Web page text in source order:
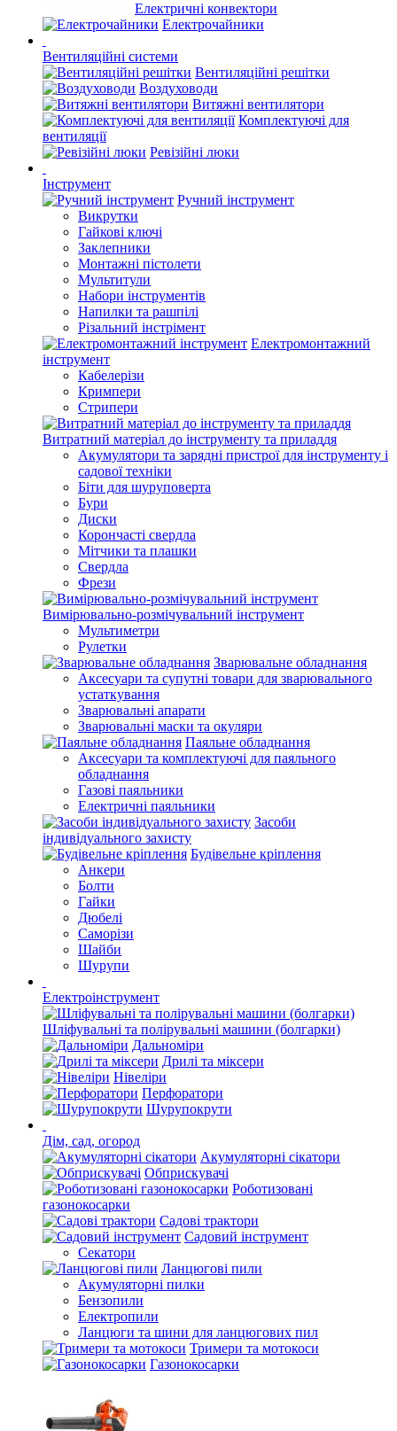
Електричні конвектори
Електрочайники
Вентиляційні системи
Вентиляційні решітки
Воздуховоди
Витяжні вентилятори
Комплектуючі для
вентиляції
Ревізійні люки
Інструмент
Ручний інструмент
Викрутки
Гайкові ключі
Заклепники
Монтажні пістолети
Мультитули
Набори інструментів
Напилки та рашпілі
Різальний інстрімент
Електромонтажний
інструмент
Кабелерізи
Кримпери
Стрипери
Витратний матеріал до інструменту та приладдя
Акумулятори та зарядні пристрої для інструменту і
садової техніки
Біти для шуруповерта
Бури
Диски
Корончасті свердла
Мітчики та плашки
Свердла
Фрези
Вимірювально-розмічувальний інструмент
Мультиметри
Рулетки
Зварювальне обладнання
Аксесуари та супутні товари для зварювального
устаткування
Зварювальні апарати
Зварювальні маски та окуляри
Паяльне обладнання
Аксесуари та комплектуючі для паяльного
обладнання
Газові паяльники
Електричні паяльники
Засоби
індивідуального захисту
Будівельне кріплення
Анкери
Болти
Гайки
Дюбелі
Саморізи
Шайби
Шурупи
Електроінструмент
Шліфувальні та полірувальні машини (болгарки)
Дальноміри
Дрилі та міксери
Нівеліри
Перфоратори
Шурупокрути
Дім, сад, огород
Акумуляторні сікатори
Обприскувачі
Роботизовані
газонокосарки
Садові трактори
Садовий інструмент
Секатори
Ланцюгові пили
Акумуляторні пилки
Бензопили
Електропили
Ланцюги та шини для ланцюгових пил
Тримери та мотокоси
Газонокосарки